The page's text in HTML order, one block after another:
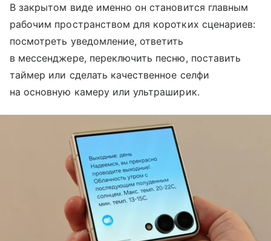
В закрытом виде именно он становится главным
рабочим пространством для коротких сценариев:
посмотреть уведомление, ответить
в мессенджере, переключить песню, поставить
таймер или сделать качественное селфи
на основную камеру или ультраширик.